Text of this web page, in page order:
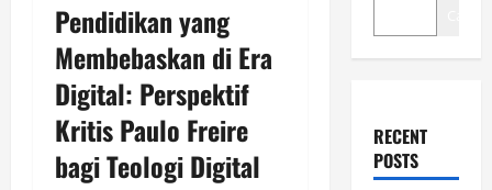
Pendidikan yang
Membebaskan di Era
Digital: Perspektif
Kritis Paulo Freire
bagi Teologi Digital
RECENT
POSTS